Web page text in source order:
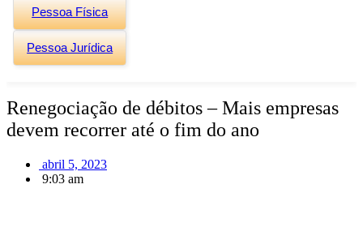
Pessoa Física
Pessoa Jurídica
Renegociação de débitos – Mais empresas
devem recorrer até o fim do ano
abril 5, 2023
9:03 am